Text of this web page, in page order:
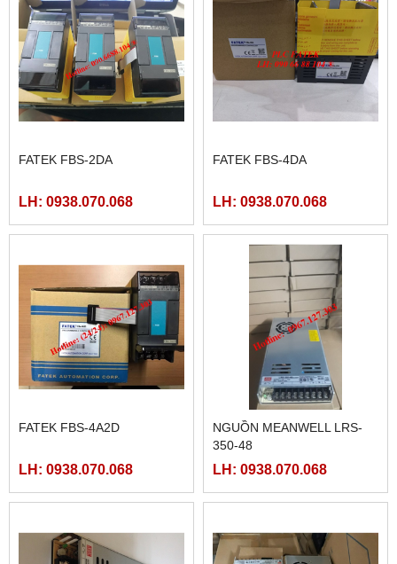
FATEK FBS-2DA
LH: 0938.070.068
FATEK FBS-4DA
LH: 0938.070.068
FATEK FBS-4A2D
LH: 0938.070.068
NGUỒN MEANWELL LRS-
350-48
LH: 0938.070.068